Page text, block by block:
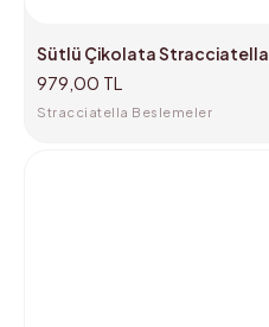
Sütlü Çikolata Stracciatella
979,00 TL
Stracciatella Beslemeler